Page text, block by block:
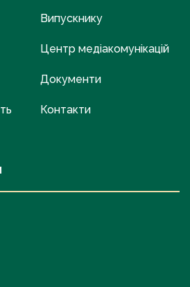
Випускнику
Центр медіакомунікацій
Документи
Контакти